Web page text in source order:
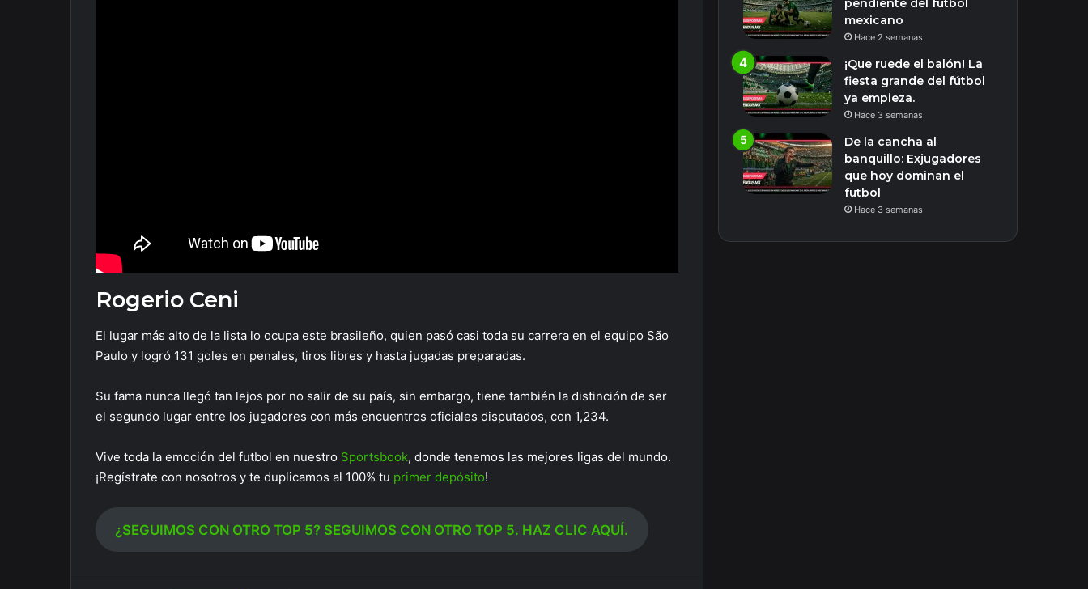
Rogerio Ceni
El lugar más alto de la lista lo ocupa este brasileño, quien pasó casi toda su carrera en el equipo São
Paulo y logró 131 goles en penales, tiros libres y hasta jugadas preparadas.
Su fama nunca llegó tan lejos por no salir de su país, sin embargo, tiene también la distinción de ser
el segundo lugar entre los jugadores con más encuentros oficiales disputados, con 1,234.
Vive toda la emoción del futbol en nuestro Sportsbook, donde tenemos las mejores ligas del mundo.
¡Regístrate con nosotros y te duplicamos al 100% tu primer depósito!
¿SEGUIMOS CON OTRO TOP 5? SEGUIMOS CON OTRO TOP 5. HAZ CLIC AQUÍ.
pendiente del fútbol
mexicano
Hace 2 semanas
¡Que ruede el balón! La
fiesta grande del fútbol
ya empieza.
Hace 3 semanas
De la cancha al
banquillo: Exjugadores
que hoy dominan el
futbol
Hace 3 semanas